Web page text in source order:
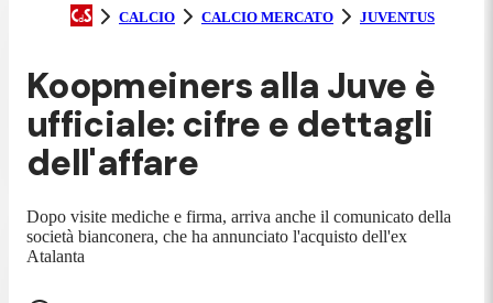
CALCIO CALCIO MERCATO JUVENTUS
Koopmeiners alla Juve è
ufficiale: cifre e dettagli
dell'affare
Dopo visite mediche e firma, arriva anche il comunicato della
società bianconera, che ha annunciato l'acquisto dell'ex
Atalanta